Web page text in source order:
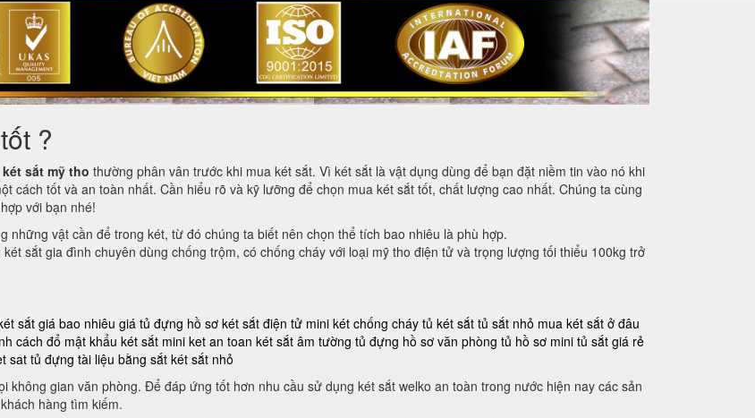
?
két sắt mỹ tho thường phân vân trước khi mua két sắt. Vì két sắt là vật dụng dùng để bạn đặt niềm tin vào nó khi
cách tốt và an toàn nhất. Cần hiểu rõ và kỹ lưỡng để chọn mua két sắt tốt, chất lượng cao nhất. Chúng ta cùng
với bạn nhé!
vật cần để trong két, từ đó chúng ta biết nên chọn thể tích bao nhiêu là phù hợp.
sắt gia đình chuyên dùng chống trộm, có chống cháy với loại mỹ tho điện tử và trọng lượng tối thiểu 100kg trở
sắt giá bao nhiêu giá tủ đựng hồ sơ két sắt điện tử mini két chống cháy tủ két sắt tủ sắt nhỏ mua két sắt ở đâu
cách đổ mật khẩu két sắt mini ket an toan két sắt âm tường tủ đựng hồ sơ văn phòng tủ hồ sơ mini tủ sắt giá rẻ
sattủ đựng tài liệu bằng sắt két sắt nhỏ
không gian văn phòng. Để đáp ứng tốt hơn nhu cầu sử dụng két sắt welko an toàn trong nước hiện nay các sản
hàng tìm kiếm.